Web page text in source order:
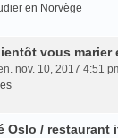
en Norvège
vous marier
nov. 10, 2017 4:51
Oslo / restaurant